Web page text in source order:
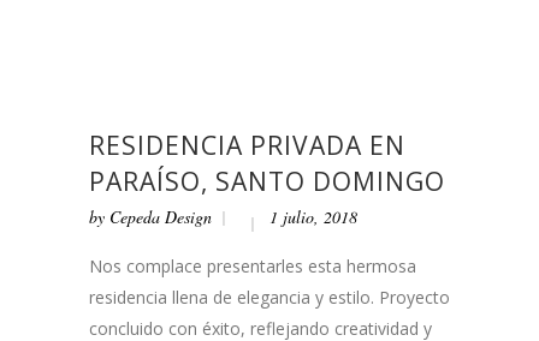
RESIDENCIA PRIVADA EN
PARAÍSO, SANTO DOMINGO
by Cepeda Design 1 julio, 2018
Nos complace presentarles esta hermosa
residencia llena de elegancia y estilo. Proyecto
concluido con éxito, reflejando creatividad y